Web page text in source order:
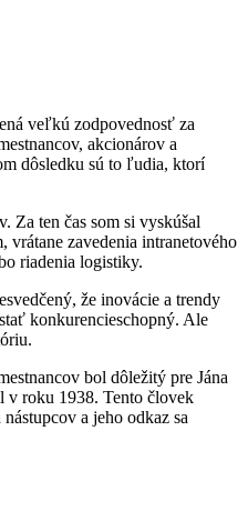
veľkú zodpovednosť za
akcionárov a
dôsledku sú to ľudia, ktorí
Za ten čas som si vyskúšal
zavedenia intranetového
riadenia logistiky.
že inovácie a trendy
konkurencieschopný. Ale
bol dôležitý pre Jána
roku 1938. Tento človek
a jeho odkaz sa